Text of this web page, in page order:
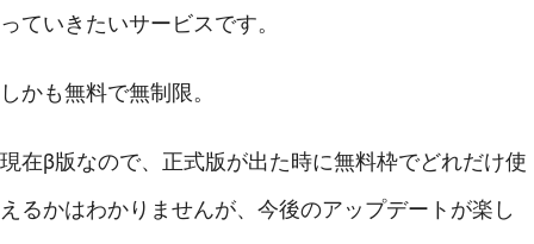
っていきたいサービスです。
しかも無料で無制限。
現在β版なので、正式版が出た時に無料枠でどれだけ使
えるかはわかりませんが、今後のアップデートが楽し